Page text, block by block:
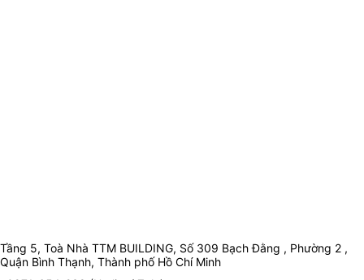
Tầng 5, Toà Nhà TTM BUILDING, Số 309 Bạch Đằng , Phường 2 ,
Quận Bình Thạnh, Thành phố Hồ Chí Minh